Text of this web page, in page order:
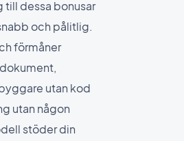
till dessa bonusar
och pålitlig.
förmåner
utan kod
utan någon
stöder din